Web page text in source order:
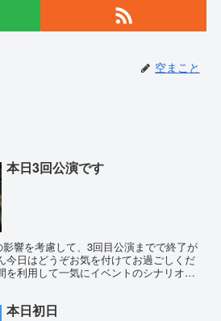
空まこと
本日3回公演です
響を考慮して、3回目公演までで終了が
今日はどうぞお気を付けてお過ごしくだ
を利用して一気にイベントのシナリオを
本日初日